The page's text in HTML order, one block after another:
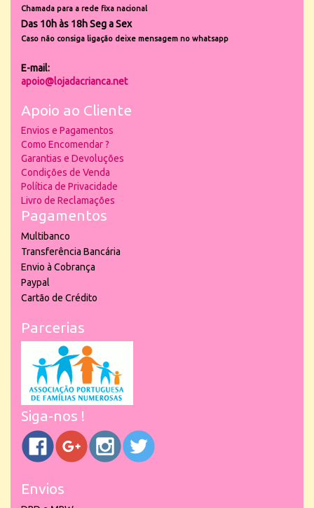
Chamada para a rede fixa nacional
Das 10h às 18h Seg a Sex
Caso não consiga ligação deixe mensagem no whatsapp
E-mail:
apoio@lojadacrianca.net
Apoio ao Cliente
Envios e Pagamentos
Como Encomendar ?
Garantias e Devoluções
Condições de Venda
Política de Privacidade
Livro de Reclamações
Pagamentos
Multibanco
Transferência Bancária
Envio à Cobrança
Paypal
Cartão de Crédito
Parcerias
Siga-nos !
Envios